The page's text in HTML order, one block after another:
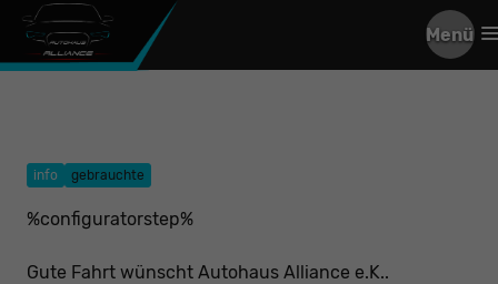
Menü
info gebrauchte
%configuratorstep%
Gute Fahrt wünscht Autohaus Alliance e.K..